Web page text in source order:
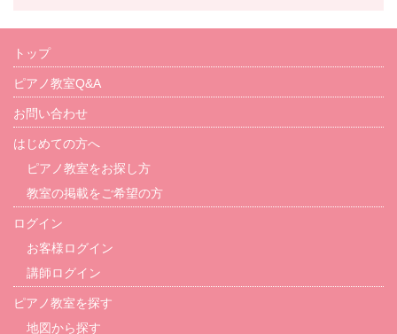
トップ
ピアノ教室Q&A
お問い合わせ
はじめての方へ
ピアノ教室をお探し方
教室の掲載をご希望の方
ログイン
お客様ログイン
講師ログイン
ピアノ教室を探す
地図から探す